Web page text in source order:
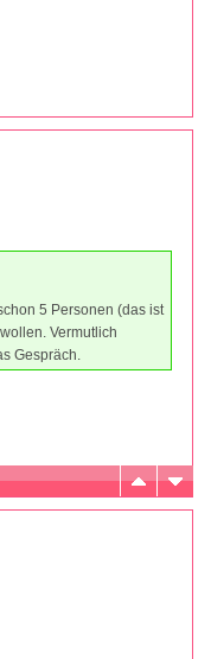
5 Personen (das ist
Vermutlich
Gespräch.